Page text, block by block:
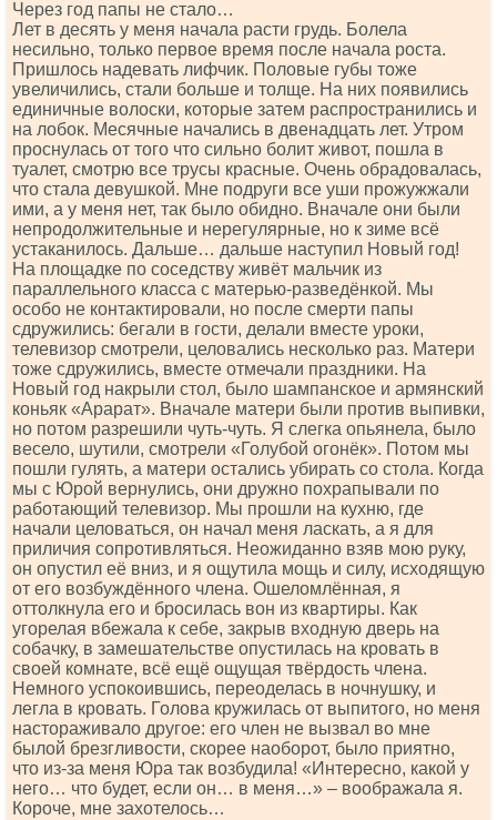
Через год папы не стало…
Лет в десять у меня начала расти грудь. Болела
несильно, только первое время после начала роста.
Пришлось надевать лифчик. Половые губы тоже
увеличились, стали больше и толще. На них появились
единичные волоски, которые затем распространились и
на лобок. Месячные начались в двенадцать лет. Утром
проснулась от того что сильно болит живот, пошла в
туалет, смотрю все трусы красные. Очень обрадовалась,
что стала девушкой. Мне подруги все уши прожужжали
ими, а у меня нет, так было обидно. Вначале они были
непродолжительные и нерегулярные, но к зиме всё
устаканилось. Дальше… дальше наступил Новый год!
На площадке по соседству живёт мальчик из
параллельного класса с матерью-разведёнкой. Мы
особо не контактировали, но после смерти папы
сдружились: бегали в гости, делали вместе уроки,
телевизор смотрели, целовались несколько раз. Матери
тоже сдружились, вместе отмечали праздники. На
Новый год накрыли стол, было шампанское и армянский
коньяк «Арарат». Вначале матери были против выпивки,
но потом разрешили чуть-чуть. Я слегка опьянела, было
весело, шутили, смотрели «Голубой огонёк». Потом мы
пошли гулять, а матери остались убирать со стола. Когда
мы с Юрой вернулись, они дружно похрапывали по
работающий телевизор. Мы прошли на кухню, где
начали целоваться, он начал меня ласкать, а я для
приличия сопротивляться. Неожиданно взяв мою руку,
он опустил её вниз, и я ощутила мощь и силу, исходящую
от его возбуждённого члена. Ошеломлённая, я
оттолкнула его и бросилась вон из квартиры. Как
угорелая вбежала к себе, закрыв входную дверь на
собачку, в замешательстве опустилась на кровать в
своей комнате, всё ещё ощущая твёрдость члена.
Немного успокоившись, переоделась в ночнушку, и
легла в кровать. Голова кружилась от выпитого, но меня
настораживало другое: его член не вызвал во мне
былой брезгливости, скорее наоборот, было приятно,
что из-за меня Юра так возбудила! «Интересно, какой у
него… что будет, если он… в меня…» – воображала я.
Короче, мне захотелось…